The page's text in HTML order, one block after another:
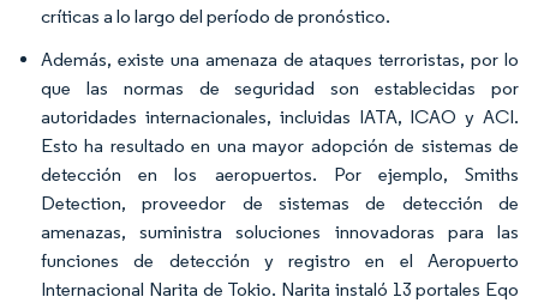
críticas a lo largo del período de pronóstico.
Además, existe una amenaza de ataques terroristas, por lo
que las normas de seguridad son establecidas por
autoridades internacionales, incluidas IATA, ICAO y ACI.
Esto ha resultado en una mayor adopción de sistemas de
detección en los aeropuertos. Por ejemplo, Smiths
Detection, proveedor de sistemas de detección de
amenazas, suministra soluciones innovadoras para las
funciones de detección y registro en el Aeropuerto
Internacional Narita de Tokio. Narita instaló 13 portales Eqo